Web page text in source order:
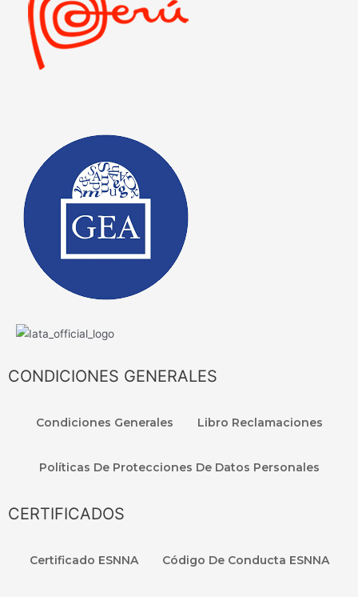
CONDICIONES GENERALES
Condiciones Generales Libro Reclamaciones
Políticas De Protecciones De Datos Personales
CERTIFICADOS
Certificado ESNNA Código De Conducta ESNNA